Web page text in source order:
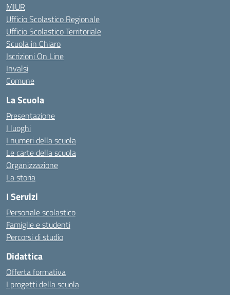
MIUR
Ufficio Scolastico Regionale
Ufficio Scolastico Territoriale
Scuola in Chiaro
Iscrizioni On Line
Invalsi
Comune
La Scuola
Presentazione
I luoghi
I numeri della scuola
Le carte della scuola
Organizzazione
La storia
I Servizi
Personale scolastico
Famiglie e studenti
Percorsi di studio
Didattica
Offerta formativa
I progetti della scuola